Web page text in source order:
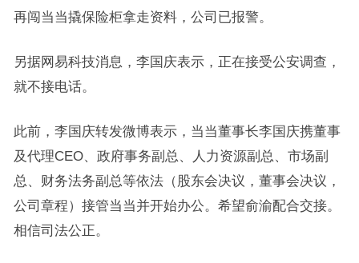
再闯当当撬保险柜拿走资料，公司已报警。
另据网易科技消息，李国庆表示，正在接受公安调查，
就不接电话。
此前，李国庆转发微博表示，当当董事长李国庆携董事
及代理CEO、政府事务副总、人力资源副总、市场副
总、财务法务副总等依法（股东会决议，董事会决议，
公司章程）接管当当并开始办公。希望俞渝配合交接。
相信司法公正。